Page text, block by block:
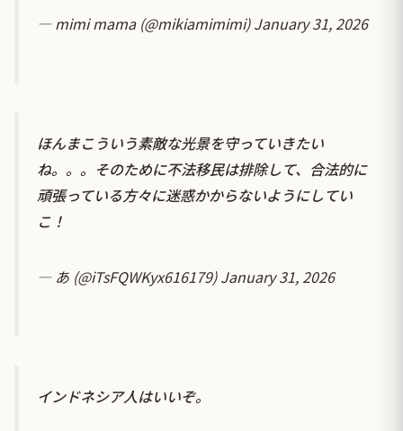
— mimi mama (@mikiamimimi)January 31, 2026
ほんまこういう素敵な光景を守っていきたい
ね。。。そのために不法移民は排除して、合法的に
頑張っている方々に迷惑かからないようにしてい
こ！
— あ (@iTsFQWKyx616179)January 31, 2026
インドネシア人はいいぞ。